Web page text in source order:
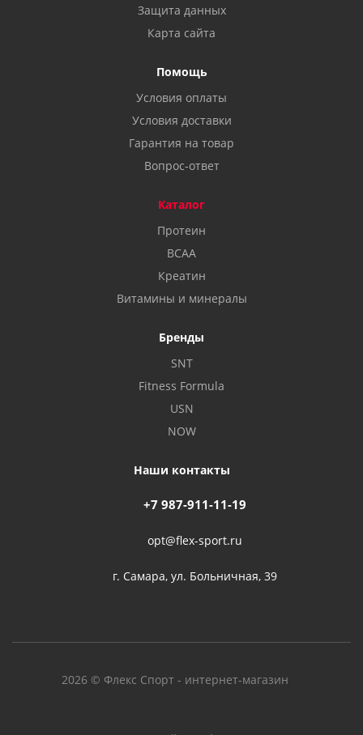
Защита данных
Карта сайта
Помощь
Условия оплаты
Условия доставки
Гарантия на товар
Вопрос-ответ
Каталог
Протеин
BCAA
Креатин
Витамины и минералы
Бренды
SNT
Fitness Formula
USN
NOW
Наши контакты
+7 987-911-11-19
opt@flex-sport.ru
г. Самара, ул. Больничная, 39
2026 © Флекс Спорт - интернет-магазин